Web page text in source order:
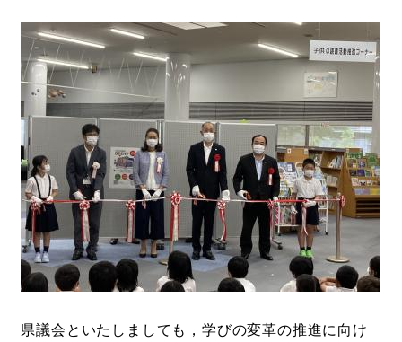
県議会といたしましても，学びの変革の推進に向け